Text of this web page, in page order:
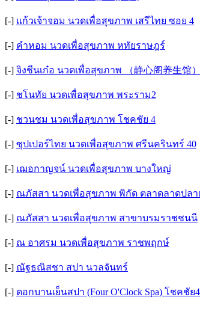
[-] แก้วเจ้าจอม นวดเพื่อสุขภาพ เสรีไทย ซอย 4
[-] คำหอม นวดเพื่อสุขภาพ หทัยราษฎร์
[-] จิงชีนเก๋อ นวดเพื่อสุขภาพ （静心阁养生馆）
[-] ชโนทัย นวดเพื่อสุขภาพ พระราม2
[-] ชวนชม นวดเพื่อสุขภาพ โชคชัย 4
[-] ซุปเปอร์ไทย นวดเพื่อสุขภาพ ศรีนครินทร์ 40
[-] เฌอกาญจน์ นวดเพื่อสุขภาพ บางใหญ่
[-] ณภัสสา นวดเพื่อสุขภาพ พิกัด ตลาดลาดปลา​
[-] ณภัสสา นวดเพื่อสุขภาพ สาขาบรมราชชนนี
[-] ณ อาศรม นวดเพื่อสุขภาพ ราชพฤกษ์
[-] ณัฐธณิสชา สปา นวลจันทร์
[-] ดอกบานเย็นสปา (Four O'Clock Spa) โชคชัย4